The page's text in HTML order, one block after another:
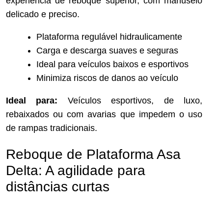
delicado e preciso.
Plataforma regulável hidraulicamente
Carga e descarga suaves e seguras
Ideal para veículos baixos e esportivos
Minimiza riscos de danos ao veículo
Ideal para: Veículos esportivos, de luxo,
rebaixados ou com avarias que impedem o uso
de rampas tradicionais.
Reboque de Plataforma Asa
Delta: A agilidade para
distâncias curtas